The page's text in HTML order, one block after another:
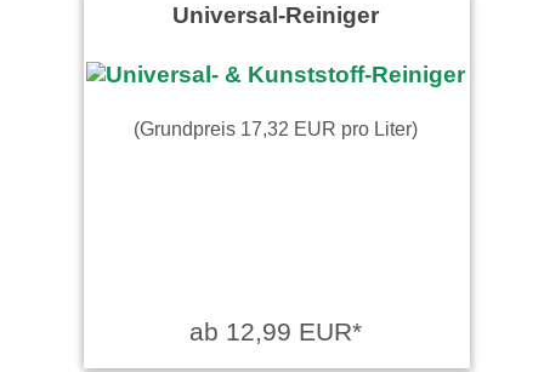
Universal-Reiniger
(Grundpreis 17,32 EUR pro Liter)
ab 12,99 EUR*